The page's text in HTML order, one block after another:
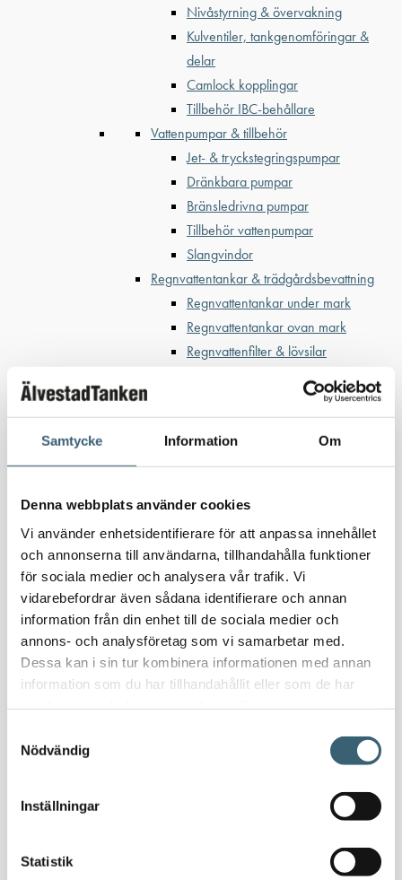
Samtycke Information Om
Denna webbplats använder cookies
Vi använder enhetsidentifierare för att anpassa innehållet
och annonserna till användarna, tillhandahålla funktioner
för sociala medier och analysera vår trafik. Vi
vidarebefordrar även sådana identifierare och annan
information från din enhet till de sociala medier och
annons- och analysföretag som vi samarbetar med.
Dessa kan i sin tur kombinera informationen med annan
information som du har tillhandahållit eller som de har
Nödvändig
Inställningar
Statistik
Nivåstyrning & övervakning
Kulventiler, tankgenomföringar &
delar
Camlock kopplingar
Tillbehör IBC-behållare
Vattenpumpar & tillbehör
Jet- & tryckstegringspumpar
Dränkbara pumpar
Bränsledrivna pumpar
Tillbehör vattenpumpar
Slangvindor
Regnvattentankar & trädgårdsbevattning
Regnvattentankar under mark
Regnvattentankar ovan mark
Regnvattenfilter & lövsilar
Bufferttankar till växtskyddsspruta
Vattenplattformar
Vattenvagnar
Nödvattenutrustning
Specialsvetsade lagringstankar
Ståltankar för lagring, transport & process
AdBlue
AdBluetankar
AdBlue transporttankar
AdBluepumpar & tillbehör
Diesel
Dieseltank reservdelar & tillbehör